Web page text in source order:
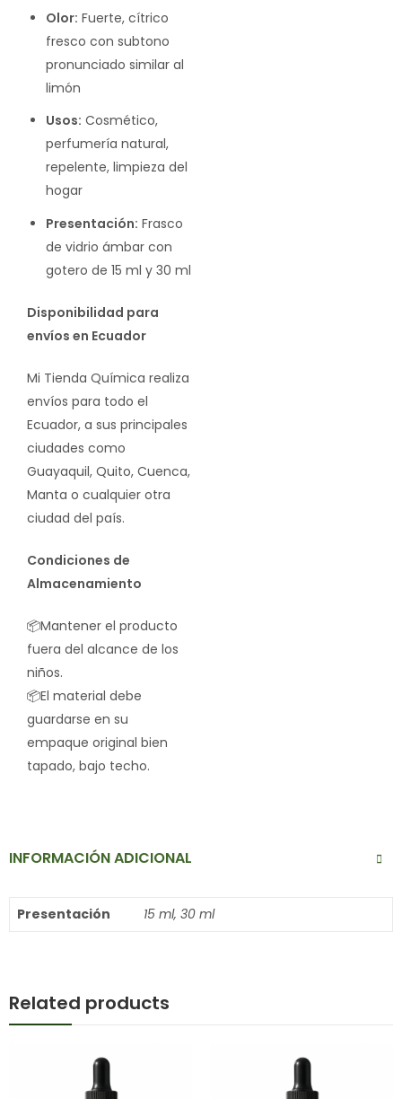
Olor: Fuerte, cítrico
fresco con subtono
pronunciado similar al
limón
Usos: Cosmético,
perfumería natural,
repelente, limpieza del
hogar
Presentación: Frasco
de vidrio ámbar con
gotero de 15 ml y 30 ml
Disponibilidad para
envíos en Ecuador
Mi Tienda Química realiza
envíos para todo el
Ecuador, a sus principales
ciudades como
Guayaquil, Quito, Cuenca,
Manta o cualquier otra
ciudad del país.
Condiciones de
Almacenamiento
📦Mantener el producto
fuera del alcance de los
niños.
📦El material debe
guardarse en su
empaque original bien
tapado, bajo techo.
INFORMACIÓN ADICIONAL
Presentación 15 ml, 30 ml
Related products